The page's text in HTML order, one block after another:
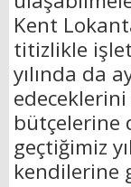
Kent
titizlikle
yılında da
bütçelerine
geçtiğimiz
kendilerine